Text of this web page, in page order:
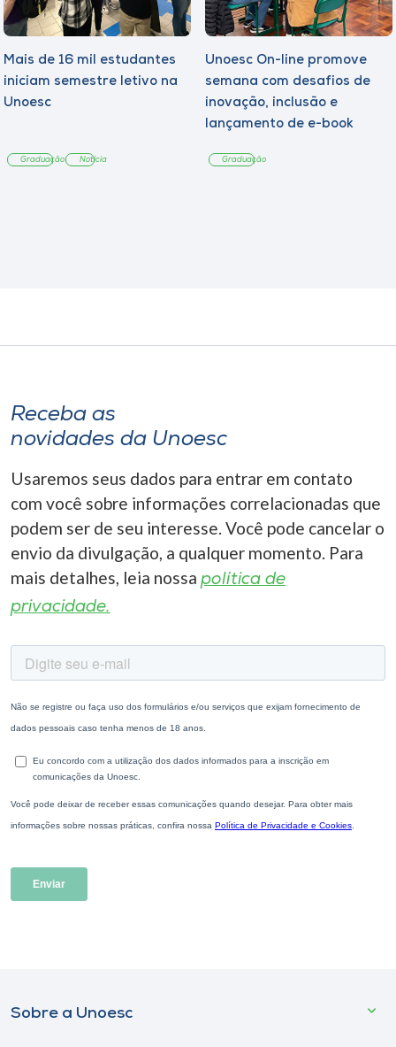
Mais de 16 mil estudantes
iniciam semestre letivo na
Unoesc
Graduação Notícia
Unoesc On-line promove
semana com desafios de
inovação, inclusão e
lançamento de e-book
Graduação
Receba as
novidades da Unoesc
Usaremos seus dados para entrar em contato
com você sobre informações correlacionadas que
podem ser de seu interesse. Você pode cancelar o
envio da divulgação, a qualquer momento. Para
mais detalhes, leia nossa política de
privacidade.
Sobre a Unoesc